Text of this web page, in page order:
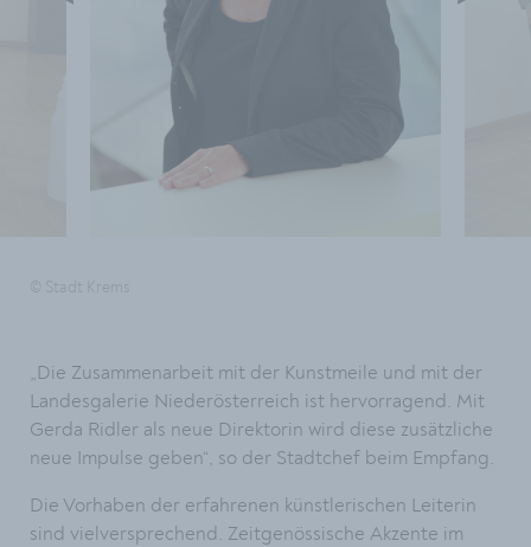
„Die Zusammenarbeit mit der Kunstmeile und mit der
Landesgalerie Niederösterreich ist hervorragend. Mit
Gerda Ridler als neue Direktorin wird diese zusätzliche
neue Impulse geben“, so der Stadtchef beim Empfang.
Die Vorhaben der erfahrenen künstlerischen Leiterin
sind vielversprechend. Zeitgenössische Akzente im